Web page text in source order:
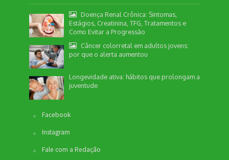
Doença Renal Crônica: Sintomas,
Estágios, Creatinina, TFG, Tratamentos e
Como Evitar a Progressão
Câncer colorretal em adultos jovens:
por que o alerta aumentou
Longevidade ativa: hábitos que prolongam a
juventude
Facebook
Instagram
Fale com a Redação